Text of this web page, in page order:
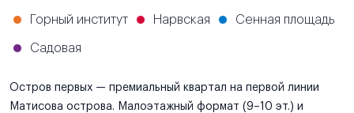
Горный институт Нарвская Сенная площадь
Садовая
Остров первых — премиальный квартал на первой линии
Матисова острова. Малоэтажный формат (9–10 эт.) и